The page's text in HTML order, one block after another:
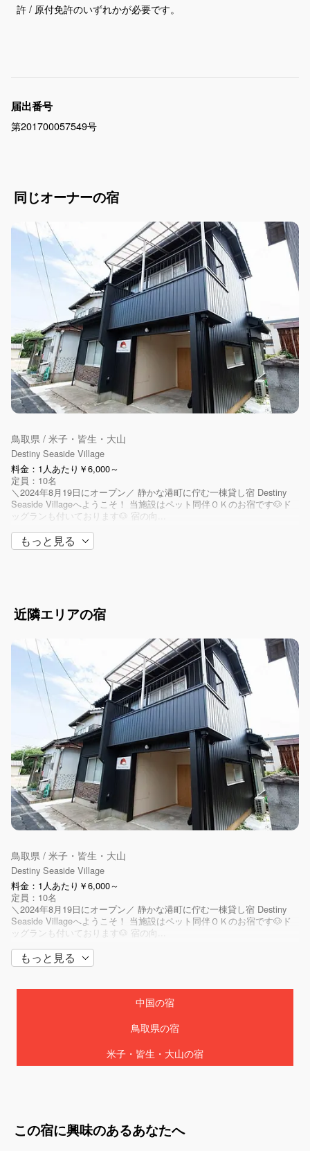
届出番号
第201700057549号
同じオーナーの宿
鳥取県 / 米子・皆生・大山
Destiny Seaside Village
料金：1人あたり￥6,000～
定員：10名
＼2024年8月19日にオープン／ 静かな港町に佇む一棟貸し宿 Destiny
Seaside Villageへようこそ！ 当施設はペット同伴ＯＫのお宿です🐶ド
ッグランも付いております🐶 宿の向...
鳥取県 / 米子・皆生・大山
Destiny Inn SAKAIMINATO（メゾネット）
料金：1人あたり￥6,000～
定員：3名
山陰の最高の旅を過ごしませんか？ ぜひ、境港の観光の拠点におすす
めです☆彡 ゲゲゲの鬼太郎でお馴染みの水木しげるロード（徒歩1分）
ス...
もっと見る
近隣エリアの宿
鳥取県 / 米子・皆生・大山
Destiny Seaside Village
料金：1人あたり￥6,000～
定員：10名
＼2024年8月19日にオープン／ 静かな港町に佇む一棟貸し宿 Destiny
Seaside Villageへようこそ！ 当施設はペット同伴ＯＫのお宿です🐶ド
ッグランも付いております🐶 宿の向...
もっと見る
中国の宿
鳥取県の宿
米子・皆生・大山の宿
この宿に興味のあるあなたへ